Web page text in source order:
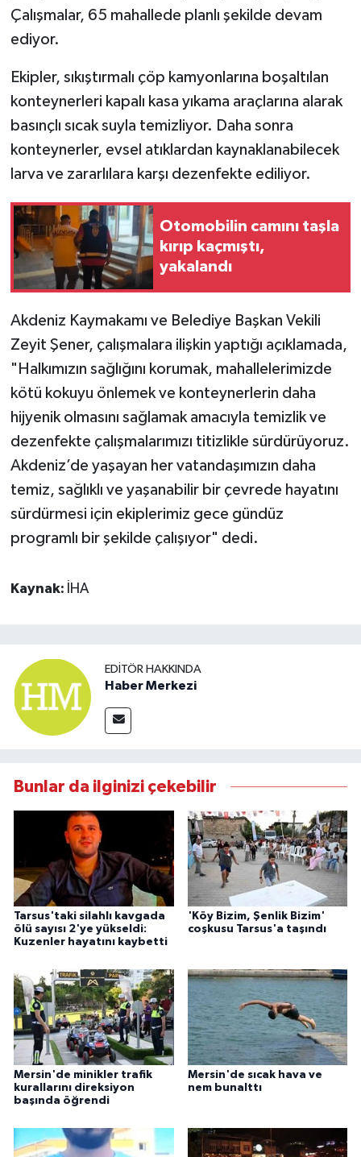
Çalışmalar, 65 mahallede planlı şekilde devam
ediyor.
Ekipler, sıkıştırmalı çöp kamyonlarına boşaltılan
konteynerleri kapalı kasa yıkama araçlarına alarak
basınçlı sıcak suyla temizliyor. Daha sonra
konteynerler, evsel atıklardan kaynaklanabilecek
larva ve zararlılara karşı dezenfekte ediliyor.
Otomobilin camını taşla
kırıp kaçmıştı,
yakalandı
Akdeniz Kaymakamı ve Belediye Başkan Vekili
Zeyit Şener, çalışmalara ilişkin yaptığı açıklamada,
"Halkımızın sağlığını korumak, mahallelerimizde
kötü kokuyu önlemek ve konteynerlerin daha
hijyenik olmasını sağlamak amacıyla temizlik ve
dezenfekte çalışmalarımızı titizlikle sürdürüyoruz.
Akdeniz’de yaşayan her vatandaşımızın daha
temiz, sağlıklı ve yaşanabilir bir çevrede hayatını
sürdürmesi için ekiplerimiz gece gündüz
programlı bir şekilde çalışıyor" dedi.
Kaynak: İHA
EDITÖR HAKKINDA
Haber Merkezi
Bunlar da ilginizi çekebilir
Tarsus'taki silahlı kavgada
ölü sayısı 2'ye yükseldi:
Kuzenler hayatını kaybetti
'Köy Bizim, Şenlik Bizim'
coşkusu Tarsus'a taşındı
Mersin'de minikler trafik
kurallarını direksiyon
başında öğrendi
Mersin'de sıcak hava ve
nem bunalttı